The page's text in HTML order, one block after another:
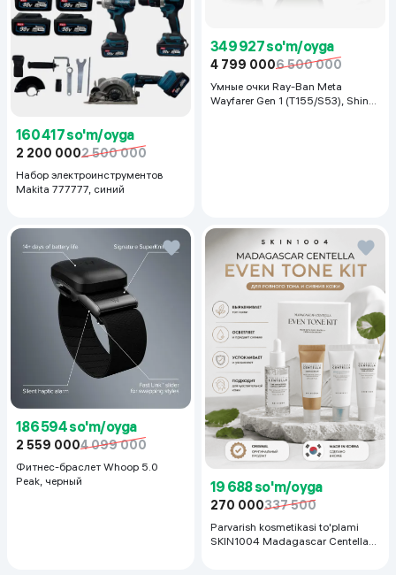
160 417 so'm/oyga
2 200 0002 500 000
Набор электроинструментов
Makita 777777, синий
349 927 so'm/oyga
4 799 0006 500 000
Умные очки Ray-Ban Meta
Wayfarer Gen 1 (T155/S53), Shiny
186 594 so'm/oyga
2 559 0004 099 000
Фитнес-браслет Whoop 5.0
Peak, черный
19 688 so'm/oyga
270 000337 500
Parvarish kosmetikasi to'plami
SKIN1004 Madagascar Centella